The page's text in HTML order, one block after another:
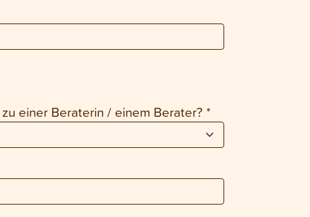
einer Beraterin / einem Berater? *